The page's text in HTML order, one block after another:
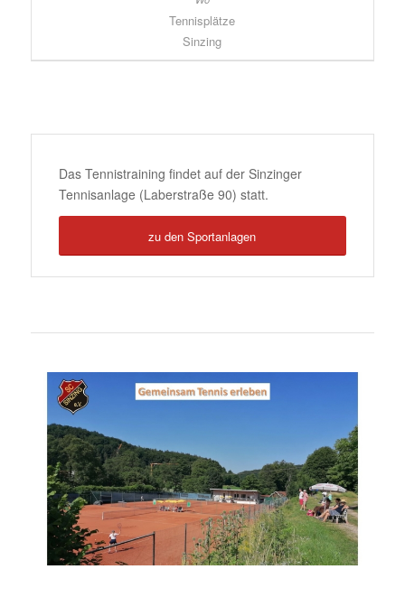
Tennisplätze
Sinzing
Das Tennistraining findet auf der Sinzinger
Tennisanlage (Laberstraße 90) statt.
zu den Sportanlagen
Tennisplätze